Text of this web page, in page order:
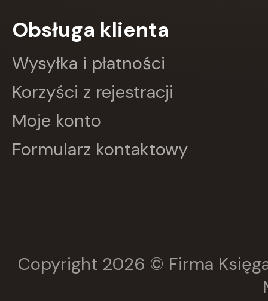
Greg
GRUPA IMAGE
HARMONIA
Insignis
JEDNOŚĆ
karakter
Literat
Obsługa klienta
Wysyłka i płatności
Korzyści z rejestracji
Moje konto
Formularz kontaktowy
Copyright 2026 © Firma